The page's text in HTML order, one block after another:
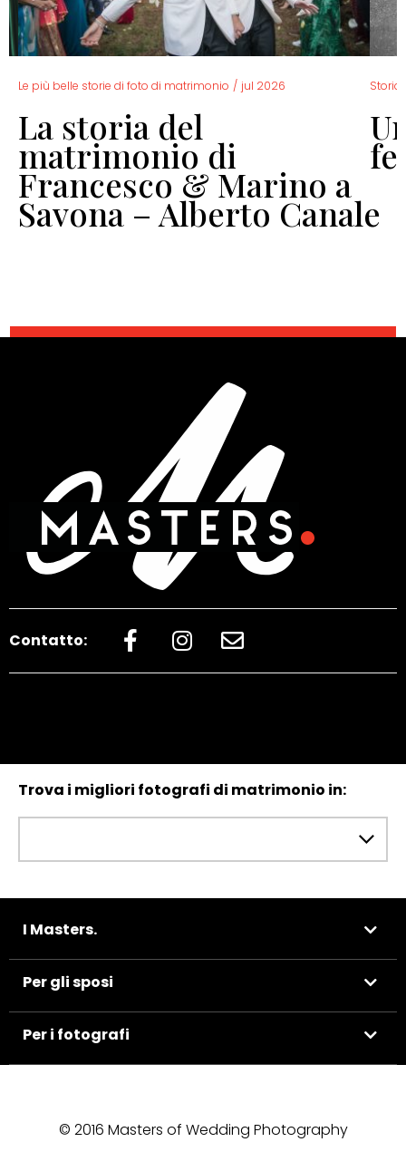
Le più belle storie di foto di matrimonio / jul 2026
La storia del
matrimonio di
Francesco & Marino a
Savona – Alberto Canale
Storia
Contatto:
Trova i migliori fotografi di matrimonio in:
I Masters.
Per gli sposi
Per i fotografi
© 2016 Masters of Wedding Photography